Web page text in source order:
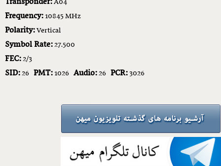
Frequency:10845 MHz
Polarity:Vertical
Symbol Rate:27.500
FEC:2/3
SID:26 PMT:1026 Audio:26 PCR:3026